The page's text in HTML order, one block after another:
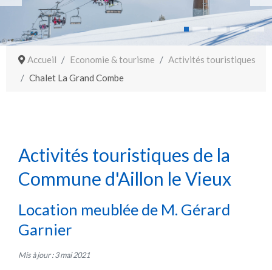
Accueil Economie & tourisme
Activités touristiques
Chalet La Grand Combe
Activités touristiques de la
Commune d'Aillon le Vieux
Location meublée de M. Gérard
Garnier
Mis à jour : 3 mai 2021